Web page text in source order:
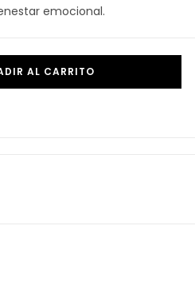
emocional.
AL CARRITO